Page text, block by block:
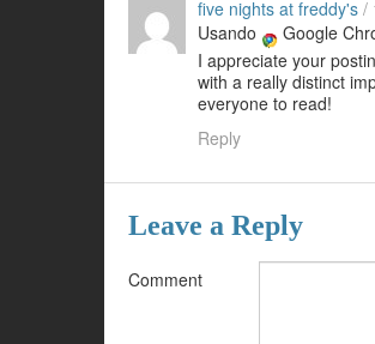
five nights at freddy's /
Usando
Google
I appreciate your
with a really distinct
everyone to read!
Reply
Leave a Reply
Comment